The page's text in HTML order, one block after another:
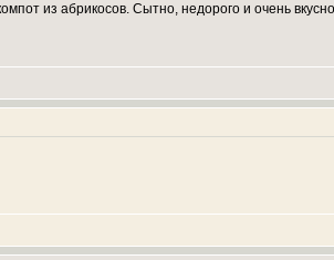
из абрикосов. Сытно, недорого и очень